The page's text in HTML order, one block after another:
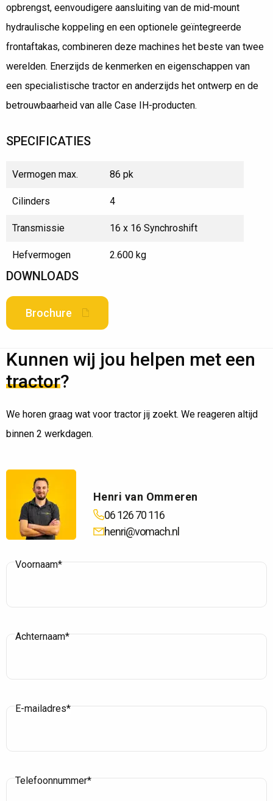
opbrengst, eenvoudigere aansluiting van de mid-mount
hydraulische koppeling en een optionele geïntegreerde
frontaftakas, combineren deze machines het beste van twee
werelden. Enerzijds de kenmerken en eigenschappen van
een specialistische tractor en anderzijds het ontwerp en de
betrouwbaarheid van alle Case IH-producten.
SPECIFICATIES
Vermogen max. 86 pk
Cilinders 4
Transmissie 16 x 16 Synchroshift
Hefvermogen 2.600 kg
DOWNLOADS
Brochure
Kunnen wij jou helpen met een
tractor?
We horen graag wat voor tractor jij zoekt. We reageren altijd
binnen 2 werkdagen.
Henri van Ommeren
06 126 70 116
henri@vomach.nl
Voornaam*
Achternaam*
E-mailadres*
Telefoonnummer*